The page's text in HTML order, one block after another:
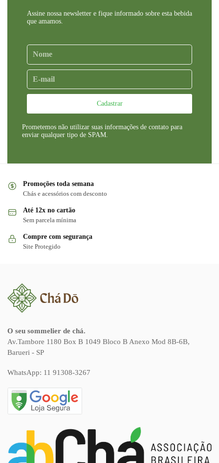
Assine nossa newsletter e fique informado sobre esta bebida
que amamos.
Cadastrar
Prometemos não utilizar suas informações de contato para
enviar qualquer tipo de SPAM.
Promoções toda semana
Chás e acessórios com desconto
Até 12x no cartão
Sem parcela mínima
Compre com segurança
Site Protegido
O seu sommelier de chá.
Av.Tambore 1180 Box B 1049 Bloco B Anexo Mod 8B-6B,
Barueri - SP
WhatsApp: 11 91308-3267